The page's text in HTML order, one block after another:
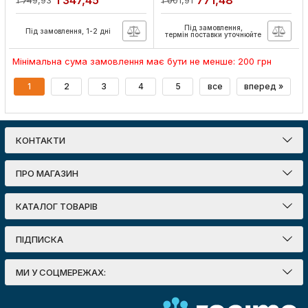
навісний, чорний з
дверцятами IP40
Артикул:CP32924B
Під замовлення, 1-2 дні
навісний, чорний з
дверцятами IP40
Артикул:CP32912B
Під замовлення,
термін поставки уточнюйте
Мінімальна сума замовлення має бути не менше: 200 грн
1 2 3 4 5 все вперед »
КОНТАКТИ
ПРО МАГАЗИН
КАТАЛОГ ТОВАРІВ
ПІДПИСКА
МИ У СОЦМЕРЕЖАХ: